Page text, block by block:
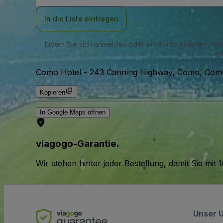
In die Liste eintragen
Indem Sie sich anmelden oder ein Konto erstellen,
Como Hotel - 243 Canning Highway, Como,
Kopieren
In Google Maps öffnen
viagogo-Garantie.
Wir stehen hinter jeder Bestellung, damit Sie
Unser